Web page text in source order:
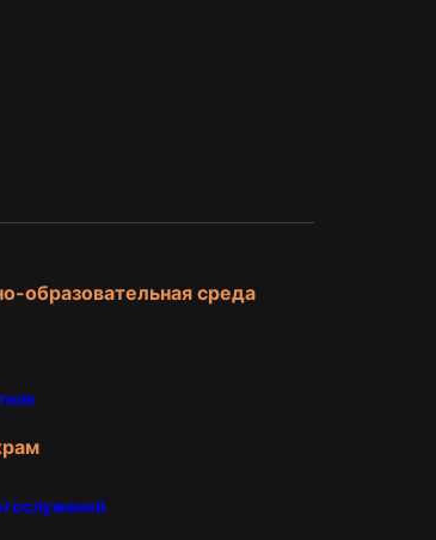
образовательная среда